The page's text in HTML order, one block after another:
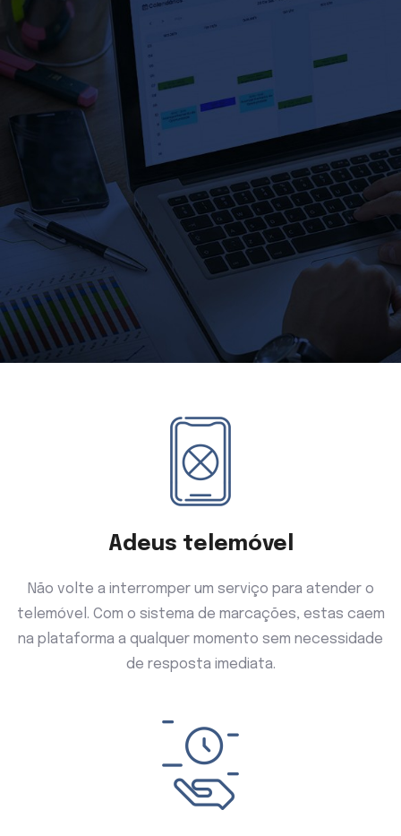
Adeus telemóvel
Não volte a interromper um serviço para atender o
telemóvel. Com o sistema de marcações, estas caem
na plataforma a qualquer momento sem necessidade
de resposta imediata.